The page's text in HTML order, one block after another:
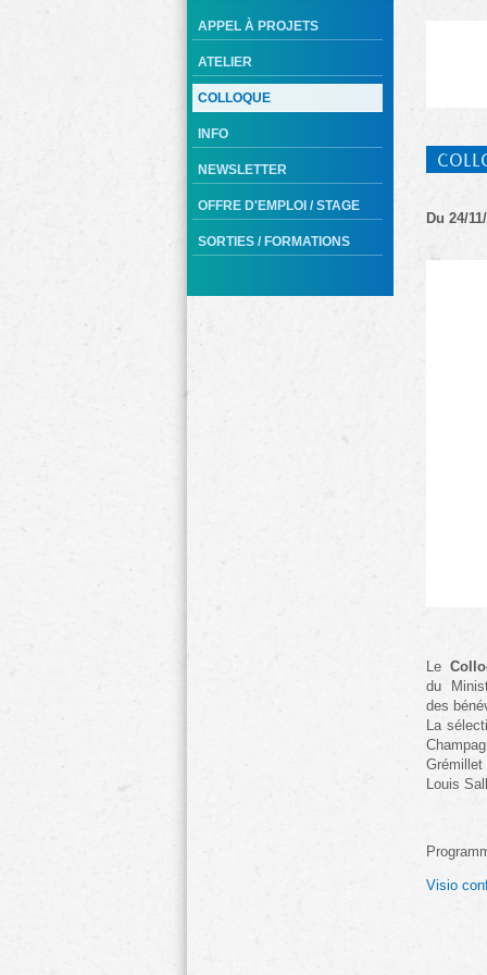
APPEL À PROJETS
ATELIER
COLLOQUE
INFO
NEWSLETTER
OFFRE D'EMPLOI / STAGE
SORTIES / FORMATIONS
Du 24/
Le
du
des
La
Louis
Visio